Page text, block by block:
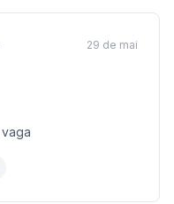
vaga
29 de mai